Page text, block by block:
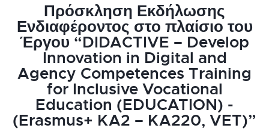
Πρόσκληση Εκδήλωσης
Ενδιαφέροντος στο πλαίσιο του
Έργου “DIDACTIVE – Develop
Innovation in Digital and
Agency Competences Training
for Inclusive Vocational
Education (EDUCATION) -
(Erasmus+ KA2 – KA220, VET)”